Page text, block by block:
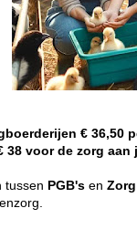
€ 36,50
38 voor de zorg aan
tussen PGB's enZorg